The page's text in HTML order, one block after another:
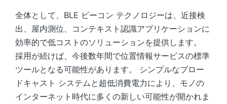
全体として、BLE ビーコン テクノロジーは、近接検
出、屋内測位、コンテキスト認識アプリケーションに
効率的で低コストのソリューションを提供します。
採用が続けば、今後数年間で位置情報サービスの標準
ツールとなる可能性があります。 シンプルなブロー
ドキャスト システムと超低消費電力により、モノの
インターネット時代に多くの新しい可能性が開かれま